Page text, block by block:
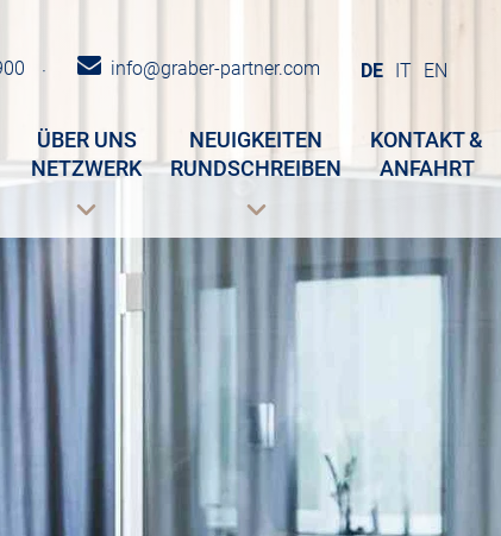
· info@graber-partner.com DE IT EN
ÜBER UNS
NETZWERK
NEUIGKEITEN
RUNDSCHREIBEN
KONTAKT &
ANFAHRT